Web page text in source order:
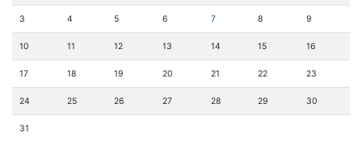
3 4 5 6 7 8 9
10 11 12 13 14 15 16
17 18 19 20 21 22 23
24 25 26 27 28 29 30
31